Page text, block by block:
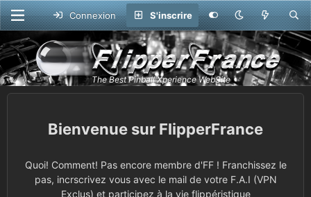
Connexion S'inscrire
FlipperFrance
Quoi! Comment! Pas encore membre d'FF ! Franchissez le
pas, incrscrivez vous avec le mail de votre F.A.I (VPN
Exclus) et participez à la vie flippéristique